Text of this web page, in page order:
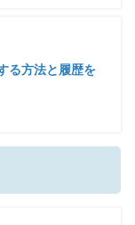
る方法と履歴を